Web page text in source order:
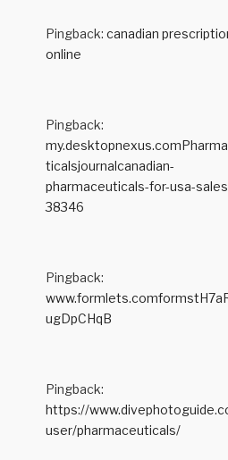
Pingback: canadian
online
Pingback:
ticalsjournalcanadian-
pharmaceuticals-for-usa-
38346
Pingback:
ugDpCHqB
Pingback:
https://
user/pharmaceuticals/